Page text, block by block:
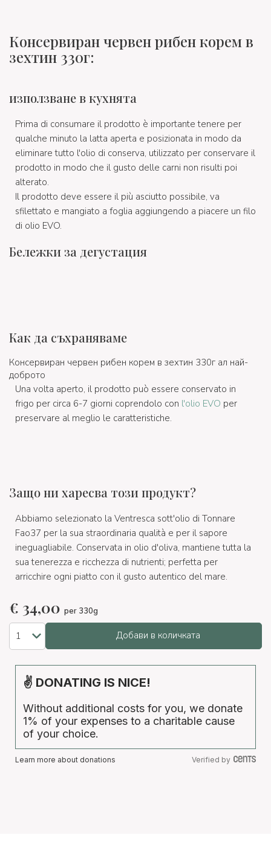
Консервиран червен рибен корем в
зехтин 330г:
използване в кухнята
Prima di consumare il prodotto è importante tenere per
qualche minuto la latta aperta e posizionata in modo da
eliminare tutto l'olio di conserva, utilizzato per conservare il
prodotto in modo che il gusto delle carni non risulti poi
alterato.
Il prodotto deve essere il più asciutto possibile, va
sfilettato e mangiato a foglia aggiungendo a piacere un filo
di olio EVO.
Бележки за дегустация
Как да съхраняваме
Консервиран червен рибен корем в зехтин 330г ал най-
доброто
Una volta aperto, il prodotto può essere conservato in
frigo per circa 6-7 giorni coprendolo con l'olio EVO per
preservare al meglio le caratteristiche.
Защо ни харесва този продукт?
Abbiamo selezionato la Ventresca sott'olio di Tonnare
Fao37 per la sua straordinaria qualità e per il sapore
ineguagliabile. Conservata in olio d'oliva, mantiene tutta la
sua tenerezza e ricchezza di nutrienti; perfetta per
arricchire ogni piatto con il gusto autentico del mare.
€ 34,00 per 330g
Добави в количката
✌ DONATING IS NICE!
Without additional costs for you, we donate
1% of your expenses to a charitable cause
of your choice.
Learn more about donations Verified by